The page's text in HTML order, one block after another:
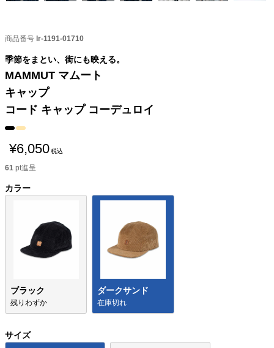
商品番号 lr-1191-01710
季節をまとい、街にも映える。
MAMMUT マムート
キャップ
コード キャップ コーデュロイ
¥6,050税込
61 pt進呈
カラー
ブラック
残りわずか
ダークサンド
在庫切れ
サイズ